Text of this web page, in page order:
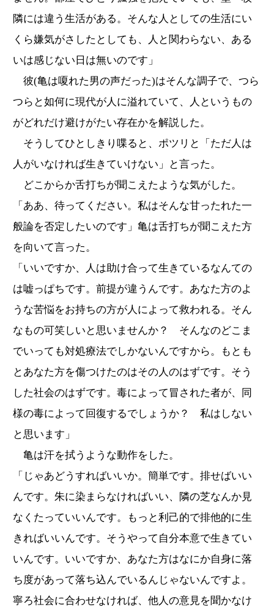
隣には違う生活がある。そんな人としての生活にい
くら嫌気がさしたとしても、人と関わらない、ある
いは感じない日は無いのです」
彼(亀は嗄れた男の声だった)はそんな調子で、つら
つらと如何に現代が人に溢れていて、人というもの
がどれだけ避けがたい存在かを解説した。
そうしてひとしきり喋ると、ポツリと「ただ人は
人がいなければ生きていけない」と言った。
どこからか舌打ちが聞こえたような気がした。
「ああ、待ってください。私はそんな甘ったれた一
般論を否定したいのです」亀は舌打ちが聞こえた方
を向いて言った。
「いいですか、人は助け合って生きているなんての
は嘘っぱちです。前提が違うんです。あなた方のよ
うな苦悩をお持ちの方が人によって救われる。そん
なもの可笑しいと思いませんか？ そんなのどこま
でいっても対処療法でしかないんですから。もとも
とあなた方を傷つけたのはその人のはずです。そう
した社会のはずです。毒によって冒された者が、同
様の毒によって回復するでしょうか？ 私はしない
と思います」
亀は汗を拭うような動作をした。
「じゃあどうすればいいか。簡単です。排せばいい
んです。朱に染まらなければいい、隣の芝なんか見
なくたっていいんです。もっと利己的で排他的に生
きればいいんです。そうやって自分本意で生きてい
いんです。いいですか、あなた方はなにか自身に落
ち度があって落ち込んでいるんじゃないんですよ。
寧ろ社会に合わせなければ、他人の意見を聞かなけ